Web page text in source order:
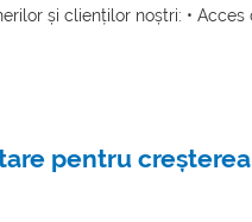
și clienților noștri: • Acces
pentru